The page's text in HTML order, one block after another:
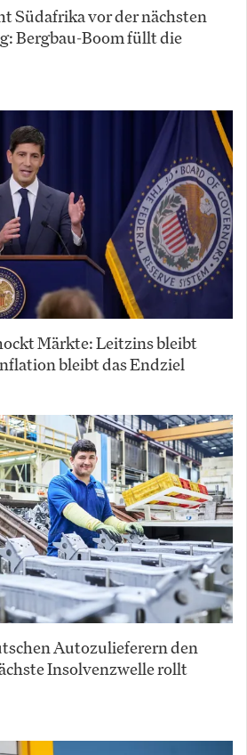
Südafrika vor der nächsten
Bergbau-Boom füllt die
Märkte: Leitzins bleibt
bleibt das Endziel
Autozulieferern den
Insolvenzwelle rollt